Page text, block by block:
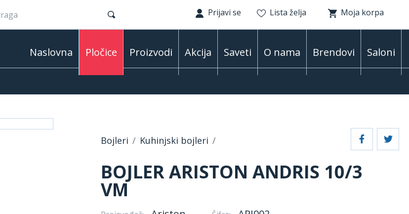
Prijavi se Lista želja Moja korpa
Naslovna Pločice Proizvodi Akcija Saveti O nama Brendovi Saloni
Bojleri Kuhinjski bojleri
BOJLER ARISTON ANDRIS 10/3
VM